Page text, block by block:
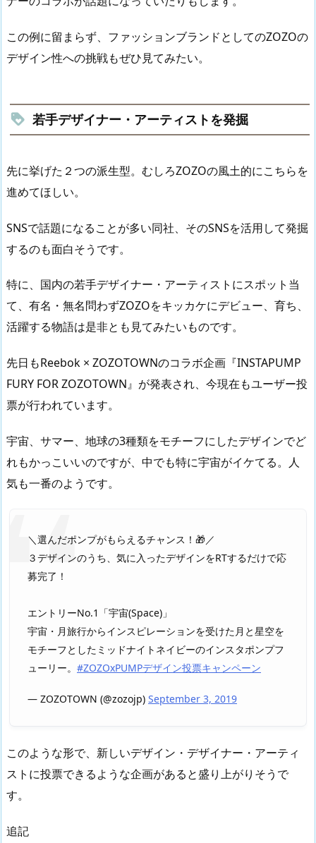
この例に留まらず、ファッションブランドとしてのZOZOの
デザイン性への挑戦もぜひ見てみたい。
若手デザイナー・アーティストを発掘
先に挙げた２つの派生型。むしろZOZOの風土的にこちらを
進めてほしい。
SNSで話題になることが多い同社、そのSNSを活用して発掘
するのも面白そうです。
特に、国内の若手デザイナー・アーティストにスポット当
て、有名・無名問わずZOZOをキッカケにデビュー、育ち、
活躍する物語は是非とも見てみたいものです。
先日もReebok × ZOZOTOWNのコラボ企画『INSTAPUMP
FURY FOR ZOZOTOWN』が発表され、今現在もユーザー投
票が行われています。
宇宙、サマー、地球の3種類をモチーフにしたデザインでど
れもかっこいいのですが、中でも特に宇宙がイケてる。人
気も一番のようです。
＼選んだポンプがもらえるチャンス！🎁／
３デザインのうち、気に入ったデザインをRTするだけで応
募完了！
エントリーNo.1「宇宙(Space)」
宇宙・月旅行からインスピレーションを受けた月と星空を
モチーフとしたミッドナイトネイビーのインスタポンプフ
ューリー。 #ZOZOxPUMPデザイン投票キャンペーン
— ZOZOTOWN (@zozojp) September 3, 2019
このような形で、新しいデザイン・デザイナー・アーティ
ストに投票できるような企画があると盛り上がりそうで
す。
追記